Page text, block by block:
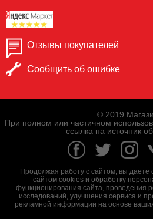
Отзывы покупателей
Сообщить об ошибке
© 2019
При полном или частичном
ссылка на источник
Продолжая работу с сайтом, вы даете
сайтом cookies и обработку
функционирования сайта, проведения
исследований, улучшения сервиса и
рекламной информации на основе